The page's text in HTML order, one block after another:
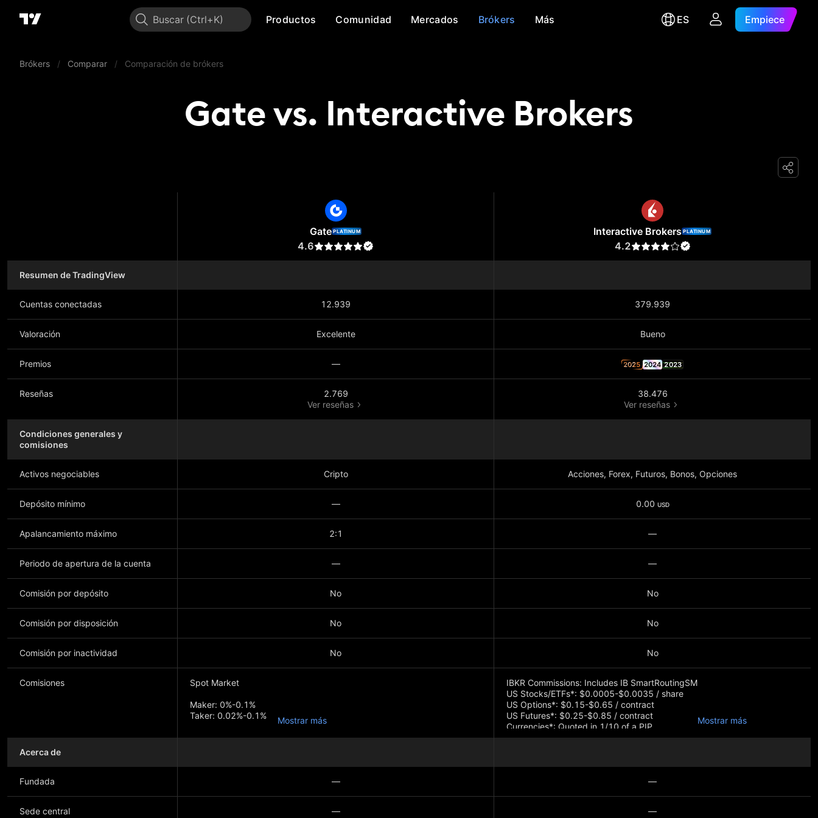
Buscar Productos Comunidad Mercados Brókers Más ES Empiece
Brókers / Comparar / Comparación de brókers
Gate vs. Interactive Brokers
Gate PLATINUM
4.6
Interactive Brokers PLATINUM
4.2
Resumen de TradingView
Cuentas conectadas 12.939 379.939
Valoración Excelente Bueno
Premios — 2025 2024 2023
Reseñas
2.769
Ver reseñas
38.476
Ver reseñas
Condiciones generales y
comisiones
Activos negociables Cripto Acciones, Forex, Futuros, Bonos, Opciones
Depósito mínimo — 0.00 USD
Apalancamiento máximo 2:1 —
Periodo de apertura de la cuenta — —
Comisión por depósito No No
Comisión por disposición No No
Comisión por inactividad No No
Comisiones Spot Market
Maker: 0%-0.1%
Taker: 0.02%-0.1%
Futures Market
Taker: 0.016%-0.05%
Mostrar más
IBKR Commissions: Includes IB SmartRoutingSM
US Stocks/ETFs*: $0.0005-$0.0035 / share
US Options*: $0.15-$0.65 / contract
US Futures*: $0.25-$0.85 / contract
Currencies*: Quoted in 1/10 of a PIP
Comparable rates worldwide
Mostrar más
Acerca de
Fundada — —
Sede central — —